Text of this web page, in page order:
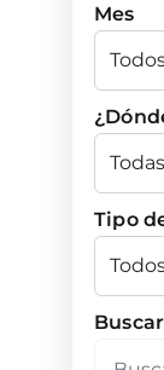
Mes
Tipo
Buscar